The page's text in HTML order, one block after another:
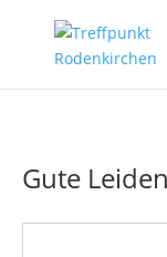
Gute